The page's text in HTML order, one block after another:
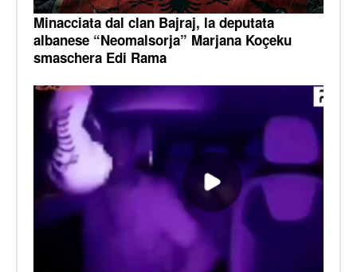
Minacciata dal clan Bajraj, la deputata
albanese “Neomalsorja” Marjana Koçeku
smaschera Edi Rama